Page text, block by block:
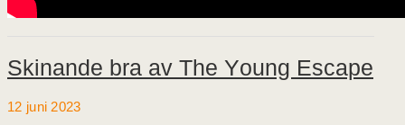
Skinande bra av The Young Escape
12 juni 2023